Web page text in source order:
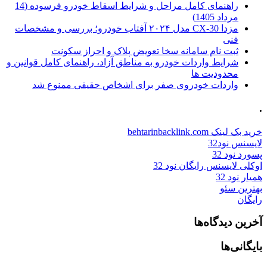
راهنمای کامل مراحل و شرایط اسقاط خودرو فرسوده (14
مرداد 1405)
مزدا CX-30 مدل ۲۰۲۴ آفتاب خودرو؛ بررسی و مشخصات
فنی
ثبت نام سامانه سخا تعویض پلاک و احراز سکونت
شرایط واردات خودرو به مناطق آزاد، راهنمای کامل قوانین و
محدودیت ها
واردات خودروی صفر برای اشخاص حقیقی ممنوع شد
.
خرید بک لینک behtarinbacklink.com
لایسنس نود32
پسورد نود 32
اوکلی لایسنس رایگان نود 32
همیار نود 32
بهترین سئو
رایگان
آخرین دیدگاه‌ها
بایگانی‌ها